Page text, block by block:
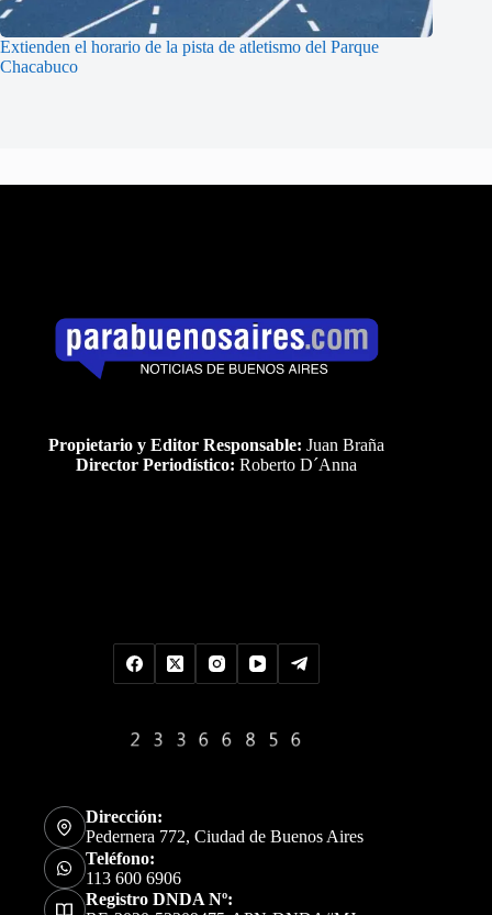
Extienden el horario de la pista de atletismo del Parque
Chacabuco
Propietario y Editor Responsable: Juan Braña
Director Periodístico: Roberto D´Anna
Dirección:
Pedernera 772, Ciudad de Buenos Aires
Teléfono:
113 600 6906
Registro DNDA Nº: